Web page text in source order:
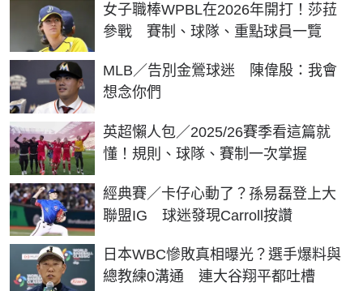
女子職棒WPBL在2026年開打！莎菈
參戰 賽制、球隊、重點球員一覽
MLB／告別金鶯球迷 陳偉殷：我會
想念你們
英超懶人包／2025/26賽季看這篇就
懂！規則、球隊、賽制一次掌握
經典賽／卡仔心動了？孫易磊登上大
聯盟IG 球迷發現Carroll按讚
日本WBC慘敗真相曝光？選手爆料與
總教練0溝通 連大谷翔平都吐槽